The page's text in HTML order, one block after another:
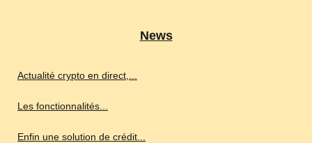
News
Actualité crypto en direct,...
Les fonctionnalités...
Enfin une solution de crédit...